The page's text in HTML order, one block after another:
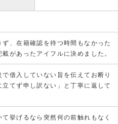
、在籍確認を待つ時間もなかった
があったアイフルに決めました。
借入していない旨を伝えてお断り
てず申し訳ない」と丁寧に返して
挙げるなら突然何の前触れもなく